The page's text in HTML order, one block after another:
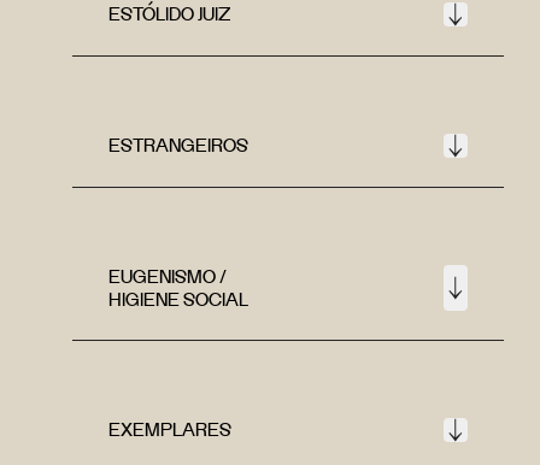
ESTÓLIDO JUIZ
ESTRANGEIROS
EUGENISMO /
HIGIENE SOCIAL
EXEMPLARES